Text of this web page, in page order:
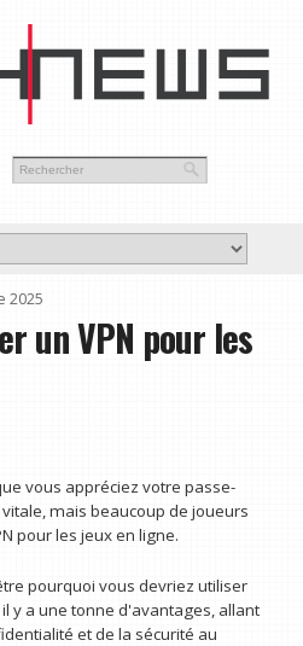
2025
un VPN pour les
vous appréciez votre passe-
mais beaucoup de joueurs
pour les jeux en ligne.
pourquoi vous devriez utiliser
y a une tonne d'avantages, allant
et de la sécurité au